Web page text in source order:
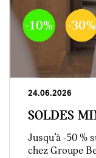
24.06.2026
SOLDES
Jusqu’à -50
chez Groupe